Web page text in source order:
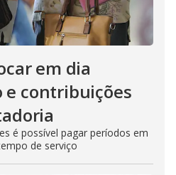
em dia
e contribuições
é possível pagar períodos em
de serviço